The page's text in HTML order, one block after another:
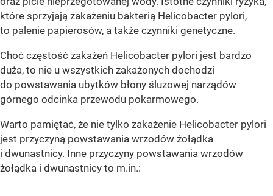
które sprzyjają zakażeniu bakterią Helicobacter pylori,
to palenie papierosów, a także czynniki genetyczne.
Choć częstość zakażeń Helicobacter pylori jest bardzo
duża, to nie u wszystkich zakażonych dochodzi
do powstawania ubytków błony śluzowej narządów
górnego odcinka przewodu pokarmowego.
Warto pamiętać, że nie tylko zakażenie Helicobacter pylori
jest przyczyną powstawania wrzodów żołądka
i dwunastnicy. Inne przyczyny powstawania wrzodów
żołądka i dwunastnicy to m.in.: